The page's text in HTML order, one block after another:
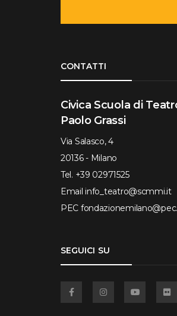
CONTATTI
Civica Scuola di
Paolo Grassi
Via Salasco, 4
20136 - Milano
Tel. +39 02971525
Email info_teatro@scmmi.it
PEC
SEGUICI SU